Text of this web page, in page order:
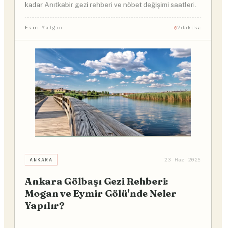
kadar Anıtkabir gezi rehberi ve nöbet değişimi saatleri.
Ekin Yalgın 7dakika
ANKARA 23 Haz 2025
Ankara Gölbaşı Gezi Rehberi:
Mogan ve Eymir Gölü'nde Neler
Yapılır?